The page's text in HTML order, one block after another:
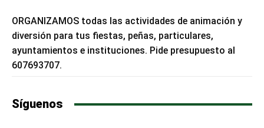
ORGANIZAMOS todas las actividades de animación y
diversión para tus fiestas, peñas, particulares,
ayuntamientos e instituciones. Pide presupuesto al
607693707.
Síguenos